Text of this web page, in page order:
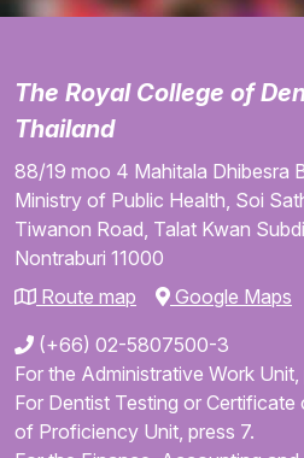
The Royal College of
Thailand
88/19 moo 4 Mahitala Dhibesra
Ministry of Public Health, Soi
Tiwanon Road, Talat Kwan
Nontraburi 11000
Route map
Google Maps
(+66) 02-5807500-3
For the Administrative Work Unit,
For Dentist Testing or
of Proficiency Unit, press 7.